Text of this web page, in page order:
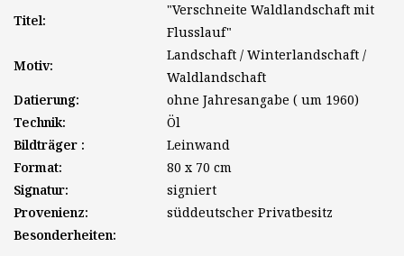
Titel:
"Verschneite Waldlandschaft mit
Flusslauf"
Motiv:
Landschaft / Winterlandschaft /
Waldlandschaft
Datierung:
ohne Jahresangabe ( um 1960)
Technik:
Öl
Bildträger :
Leinwand
Format:
80 x 70 cm
Signatur:
signiert
Provenienz:
süddeutscher Privatbesitz
Besonderheiten: